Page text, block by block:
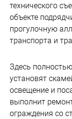
технического
объекте
прогулочную
транспорта и
Здесь
установят
освещение и
выполнит
ограждения со